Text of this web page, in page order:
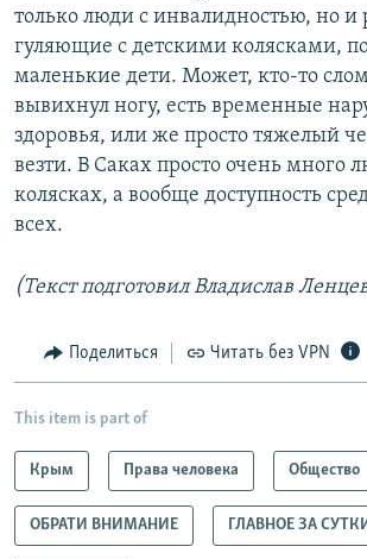
только люди с инвалидностью, но и
гуляющие с детскими колясками,
маленькие дети. Может, кто-то
вывихнул ногу, есть временные
здоровья, или же просто тяжелый
везти. В Саках просто очень много
колясках, а вообще доступность
всех.
(Текст подготовил Владислав
Поделиться Читать без VPN
This item is part of
Крым Права человека Общество
ОБРАТИ ВНИМАНИЕ ГЛАВНОЕ ЗА